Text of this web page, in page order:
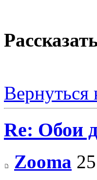
Вернуться
Re: Обои
Zooma